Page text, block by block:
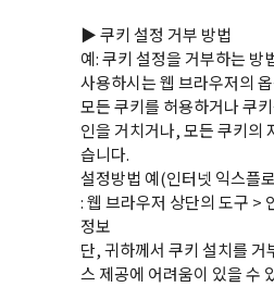
▶ 쿠키 설정 거부 방법
예: 쿠키 설정을 거부하는 방
사용하시는 웹 브라우저의
모든 쿠키를 허용하거나 쿠
인을 거치거나, 모든 쿠키의
습니다.
설정방법 예(인터넷 익스플
: 웹 브라우저 상단의 도구 >
정보
단, 귀하께서 쿠키 설치를 거
스 제공에 어려움이 있을 수